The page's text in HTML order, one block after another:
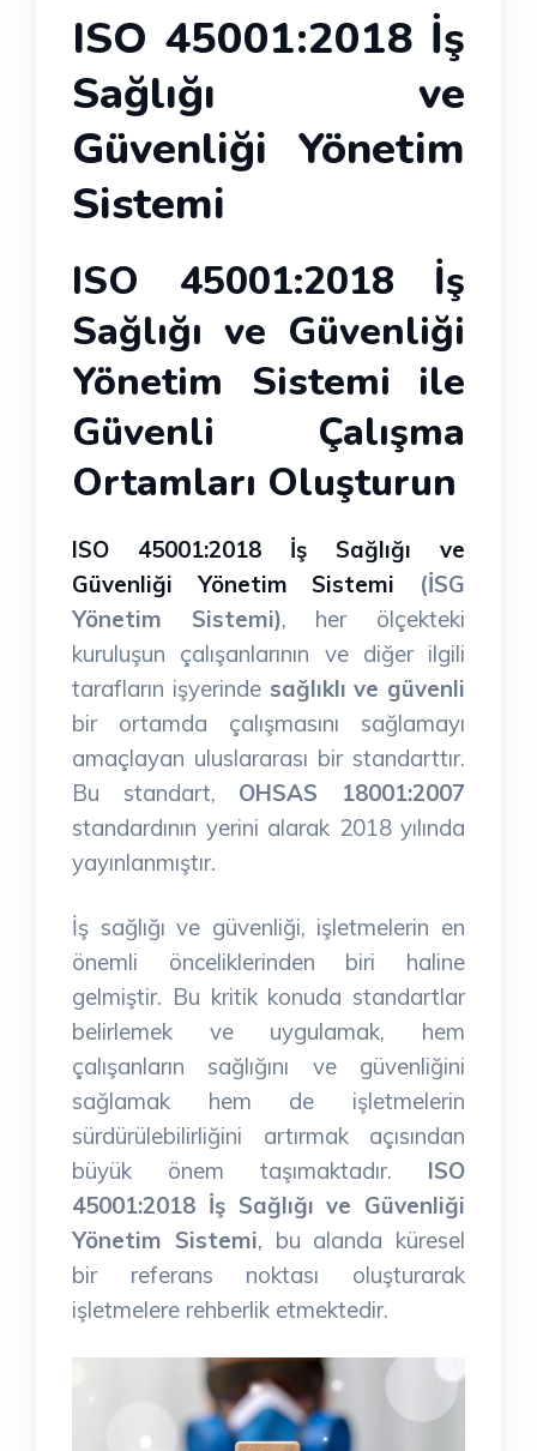
ISO 45001:2018 İş
Sağlığı ve
Güvenliği Yönetim
Sistemi
ISO 45001:2018 İş
Sağlığı ve Güvenliği
Yönetim Sistemi ile
Güvenli Çalışma
Ortamları Oluşturun
ISO 45001:2018 İş Sağlığı ve
Güvenliği Yönetim Sistemi (İSG
Yönetim Sistemi), her ölçekteki
kuruluşun çalışanlarının ve diğer ilgili
tarafların işyerinde sağlıklı ve güvenli
bir ortamda çalışmasını sağlamayı
amaçlayan uluslararası bir standarttır.
Bu standart, OHSAS 18001:2007
standardının yerini alarak 2018 yılında
yayınlanmıştır.
İş sağlığı ve güvenliği, işletmelerin en
önemli önceliklerinden biri haline
gelmiştir. Bu kritik konuda standartlar
belirlemek ve uygulamak, hem
çalışanların sağlığını ve güvenliğini
sağlamak hem de işletmelerin
sürdürülebilirliğini artırmak açısından
büyük önem taşımaktadır. ISO
45001:2018 İş Sağlığı ve Güvenliği
Yönetim Sistemi, bu alanda küresel
bir referans noktası oluşturarak
işletmelere rehberlik etmektedir.